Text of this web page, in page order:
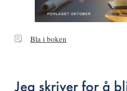
BlaBla i boken
Jeg skriver for å